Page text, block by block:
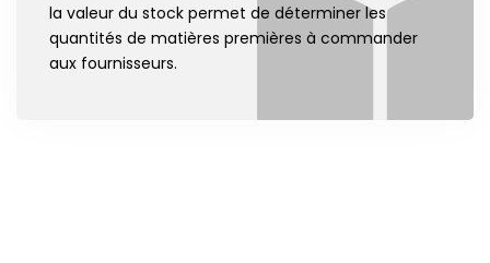
la valeur du stock permet de déterminer les
quantités de matières premières à commander
aux fournisseurs.